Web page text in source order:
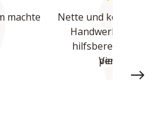
machte
Nette und kompetente
Handwerker waren
hilfsbereit und
perfekte
Vielen Dank -
Next